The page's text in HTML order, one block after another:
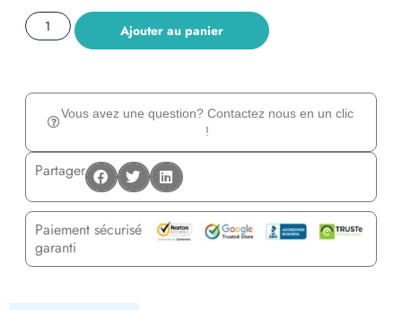
Ajouter au panier
Vous avez une question? Contactez nous en un clic
!
Partager
Paiement sécurisé
garanti